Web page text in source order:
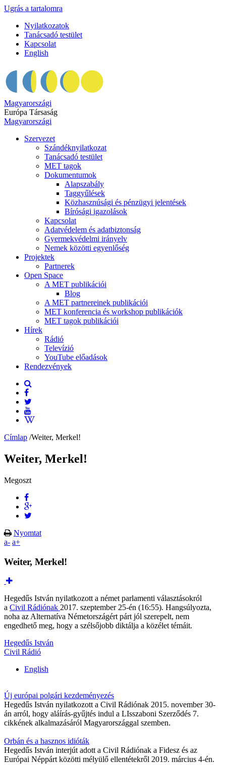
Ugrás a tartalomra
Nyilatkozatok
Tanácsadó testület
Kapcsolat
English
Magyarországi
Európa Társaság
Magyarországi
Szervezet
Szándéknyilatkozat
Tanácsadó testület
MET tagok
Dokumentumok
Alapszabály
Taggyűlések
Közhasznúsági és pénzügyi jelentések
Bírósági igazolások
Kapcsolat
Adatvédelem és adatbiztonság
Gyermekvédelmi irányelv
Nemek közötti egyenlőség
Projektek
Partnerek
Open Space
A MET publikációi
Blog
A MET partnereinek publikációi
MET konferencia és workshop publikációk
MET tagok publikációi
Hírek
Rádió
Televízió
YouTube előadások
Rendezvények
Címlap /Weiter, Merkel!
Weiter, Merkel!
Megoszt
Nyomtat
a- a+
Weiter, Merkel!
Hegedűs István nyilatkozott a német parlamenti választásokról
a Civil Rádiónak 2017. szeptember 25-én (16:55). Hangsúlyozta,
noha az Alternatíva Németországért párt jól szerepelt, nem
engedhető meg, hogy a szélsőjobb diktálja a közélet témáit.
Hegedűs István
Civil Rádió
English
Új európai polgári kezdeményezés
Hegedűs István nyilatkozott a Civil Rádiónak 2015. november 30-
án arról, hogy aláírás-gyűjtés indul a LIsszaboni Szerződés 7.
cikkének alkalmazásáról Magyarországgal szemben.
Orbán és a hasznos idióták
Hegedűs István interjút adott a Civil Rádiónak a Fidesz és az
Európai Néppárt közötti mélyülő ellentétekről 2019. március 4-én.